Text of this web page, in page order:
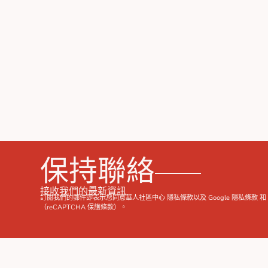
保持聯絡
接收我們的最新資訊
訂閱我們的郵件即表示您同意華人社區中心 隱私條款以及 Google 隱私條款 和
（reCAPTCHA 保護條款）。